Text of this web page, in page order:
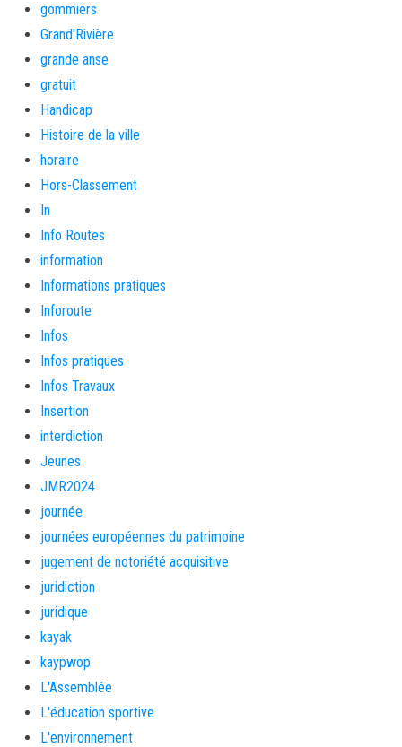
gommiers
Grand'Rivière
grande anse
gratuit
Handicap
Histoire de la ville
horaire
Hors-Classement
In
Info Routes
information
Informations pratiques
Inforoute
Infos
Infos pratiques
Infos Travaux
Insertion
interdiction
Jeunes
JMR2024
journée
journées européennes du patrimoine
jugement de notoriété acquisitive
juridiction
juridique
kayak
kaypwop
L'Assemblée
L'éducation sportive
L'environnement